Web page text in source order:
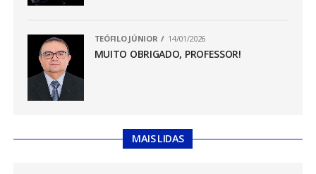
TEÓFILO JÚNIOR 14/01/2026
MUITO OBRIGADO, PROFESSOR!
MAIS LIDAS